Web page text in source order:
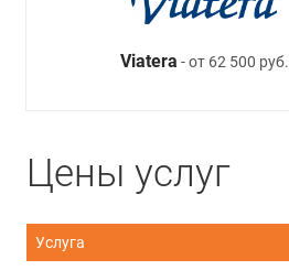
Viatera - от 62 500 руб.
Цены услуг
Услуга